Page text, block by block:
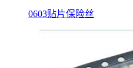
0603贴片保险丝